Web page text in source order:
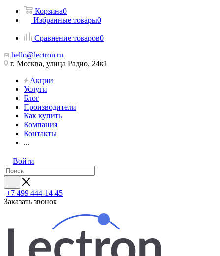
Корзина0
Избранные товары0
Сравнение товаров0
hello@lectron.ru
г. Москва, улица Радио, 24к1
Акции
Услуги
Блог
Производители
Как купить
Компания
Контакты
...
Войти
+7 499 444-14-45
Заказать звонок